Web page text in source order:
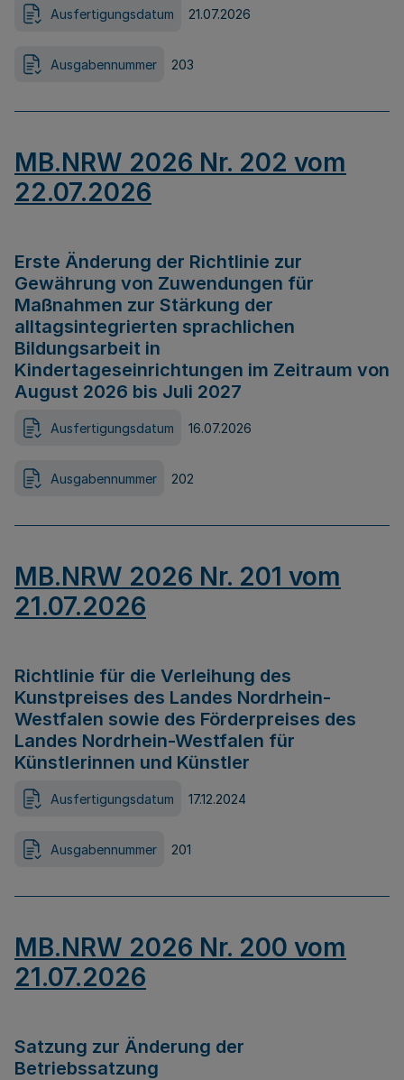
Ausfertigungsdatum 21.07.2026
Ausgabennummer 203
MB.NRW 2026 Nr. 202 vom
22.07.2026
Erste Änderung der Richtlinie zur
Gewährung von Zuwendungen für
Maßnahmen zur Stärkung der
alltagsintegrierten sprachlichen
Bildungsarbeit in
Kindertageseinrichtungen im Zeitraum von
August 2026 bis Juli 2027
Ausfertigungsdatum 16.07.2026
Ausgabennummer 202
MB.NRW 2026 Nr. 201 vom
21.07.2026
Richtlinie für die Verleihung des
Kunstpreises des Landes Nordrhein-
Westfalen sowie des Förderpreises des
Landes Nordrhein-Westfalen für
Künstlerinnen und Künstler
Ausfertigungsdatum 17.12.2024
Ausgabennummer 201
MB.NRW 2026 Nr. 200 vom
21.07.2026
Satzung zur Änderung der
Betriebssatzung